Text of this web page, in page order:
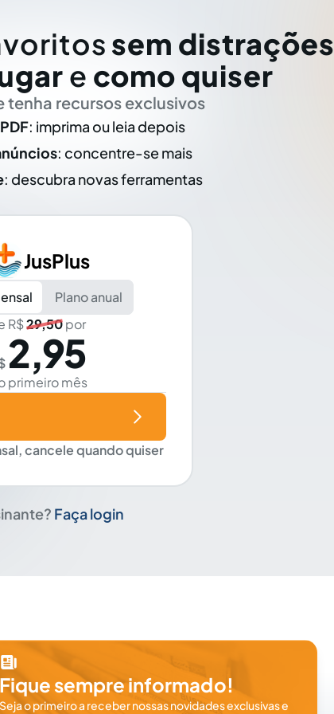
sem distrações
e como quiser
tenha recursos exclusivos
: imprima ou leia depois
: concentre-se mais
: descubra novas ferramentas
JusPlus
Plano anual
R$29,50por
2,95
primeiro mês
cancele quando quiser
Faça login
Fique sempre informado!
Seja o primeiro a receber nossas novidades exclusivas e